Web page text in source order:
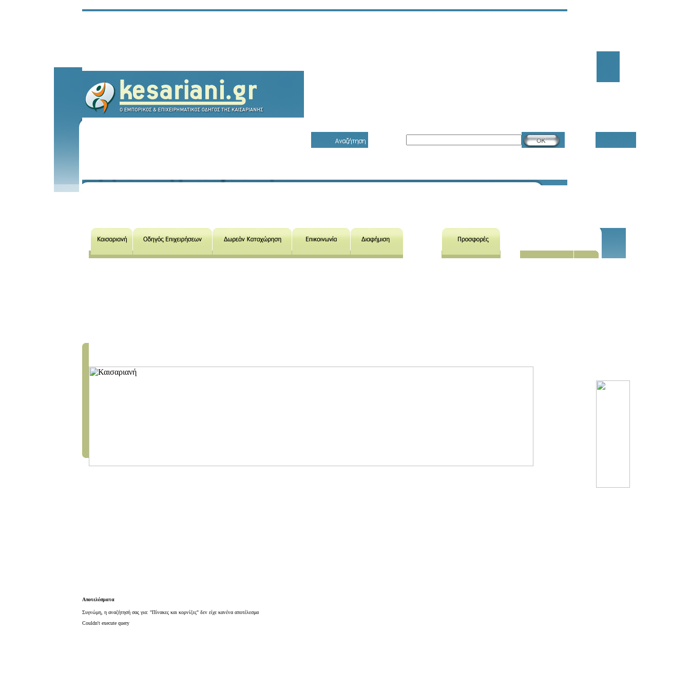
Αποτελέσματα
Συγνώμη, η αναζήτησή σας για: "Πίνακες και κορνίζες" δεν είχε κανένα αποτέλεσμα
Couldn't execute query